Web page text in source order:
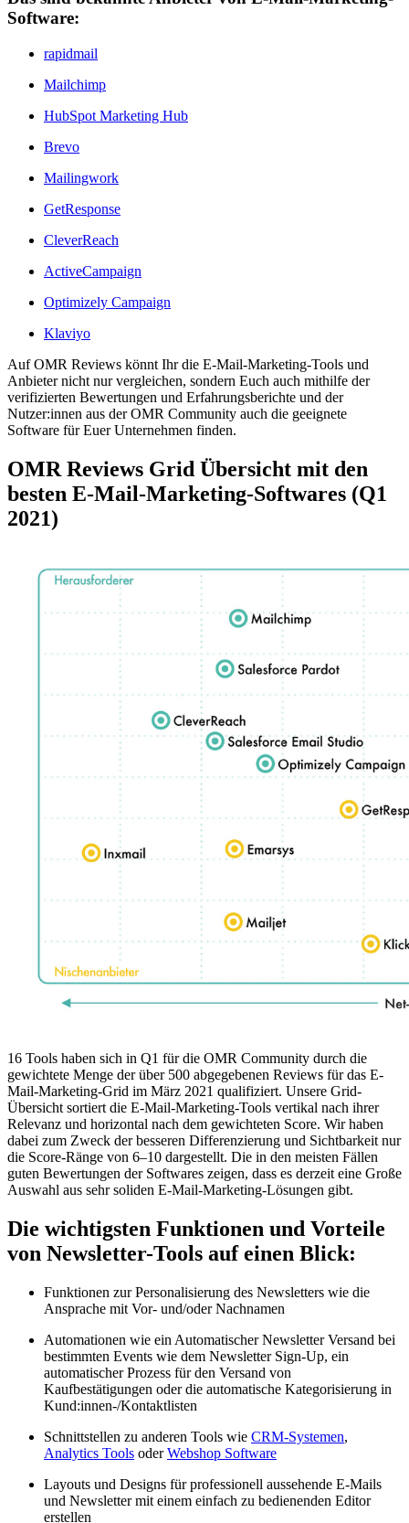
Software:
rapidmail
Mailchimp
HubSpot Marketing Hub
Brevo
Mailingwork
GetResponse
CleverReach
ActiveCampaign
Optimizely Campaign
Klaviyo
Auf OMR Reviews könnt Ihr die E-Mail-Marketing-Tools und
Anbieter nicht nur vergleichen, sondern Euch auch mithilfe der
verifizierten Bewertungen und Erfahrungsberichte und der
Nutzer:innen aus der OMR Community auch die geeignete
Software für Euer Unternehmen finden.
OMR Reviews Grid Übersicht mit den
besten E-Mail-Marketing-Softwares (Q1
2021)
16 Tools haben sich in Q1 für die OMR Community durch die
gewichtete Menge der über 500 abgegebenen Reviews für das E-
Mail-Marketing-Grid im März 2021 qualifiziert. Unsere Grid-
Übersicht sortiert die E-Mail-Marketing-Tools vertikal nach ihrer
Relevanz und horizontal nach dem gewichteten Score. Wir haben
dabei zum Zweck der besseren Differenzierung und Sichtbarkeit nur
die Score-Ränge von 6–10 dargestellt. Die in den meisten Fällen
guten Bewertungen der Softwares zeigen, dass es derzeit eine Große
Auswahl aus sehr soliden E-Mail-Marketing-Lösungen gibt.
Die wichtigsten Funktionen und Vorteile
von Newsletter-Tools auf einen Blick:
Funktionen zur Personalisierung des Newsletters wie die
Ansprache mit Vor- und/oder Nachnamen
Automationen wie ein Automatischer Newsletter Versand bei
bestimmten Events wie dem Newsletter Sign-Up, ein
automatischer Prozess für den Versand von
Kaufbestätigungen oder die automatische Kategorisierung in
Kund:innen-/Kontaktlisten
Schnittstellen zu anderen Tools wie CRM-Systemen,
Analytics Tools oderWebshop Software
Layouts und Designs für professionell aussehende E-Mails
und Newsletter mit einem einfach zu bedienenden Editor
erstellen